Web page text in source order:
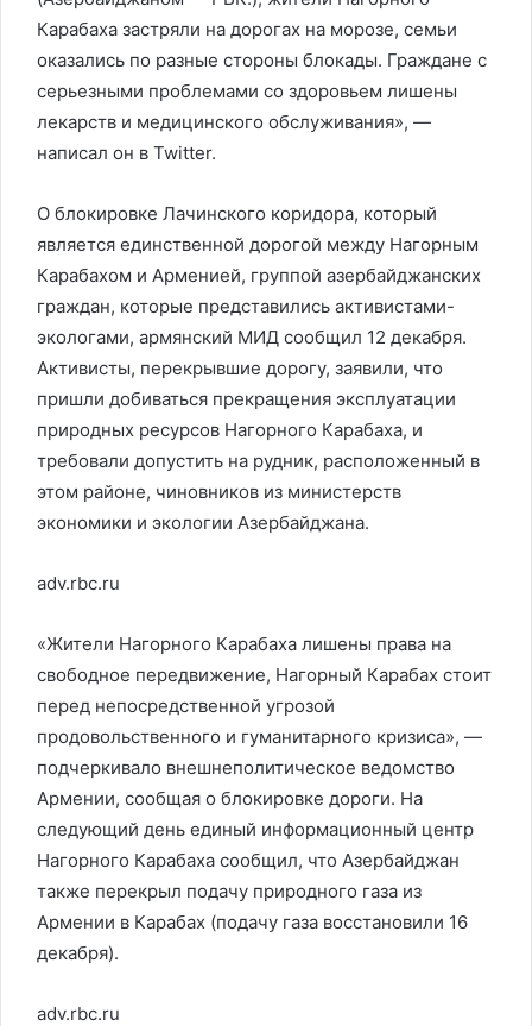
Карабаха застряли на дорогах на морозе, семьи
оказались по разные стороны блокады. Граждане с
серьезными проблемами со здоровьем лишены
лекарств и медицинского обслуживания», —
написал он в Twitter.
О блокировке Лачинского коридора, который
является единственной дорогой между Нагорным
Карабахом и Арменией, группой азербайджанских
граждан, которые представились активистами-
экологами, армянский МИД сообщил 12 декабря.
Активисты, перекрывшие дорогу, заявили, что
пришли добиваться прекращения эксплуатации
природных ресурсов Нагорного Карабаха, и
требовали допустить на рудник, расположенный в
этом районе, чиновников из министерств
экономики и экологии Азербайджана.
adv.rbc.ru
«Жители Нагорного Карабаха лишены права на
свободное передвижение, Нагорный Карабах стоит
перед непосредственной угрозой
продовольственного и гуманитарного кризиса», —
подчеркивало внешнеполитическое ведомство
Армении, сообщая о блокировке дороги. На
следующий день единый информационный центр
Нагорного Карабаха сообщил, что Азербайджан
также перекрыл подачу природного газа из
Армении в Карабах (подачу газа восстановили 16
декабря).
adv.rbc.ru